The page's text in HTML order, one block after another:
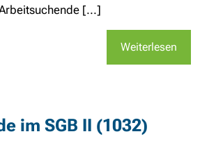
[...]
Weiterlesen
im SGB II (1032)